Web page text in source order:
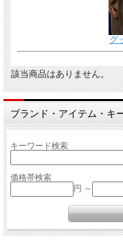
グ
該当商品はありません。
ブランド・アイテム・キ
キーワード検索
価格帯検索
円 ～